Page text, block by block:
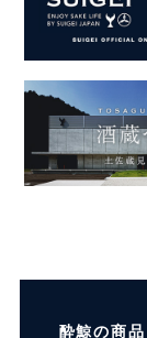
酔鯨の商品